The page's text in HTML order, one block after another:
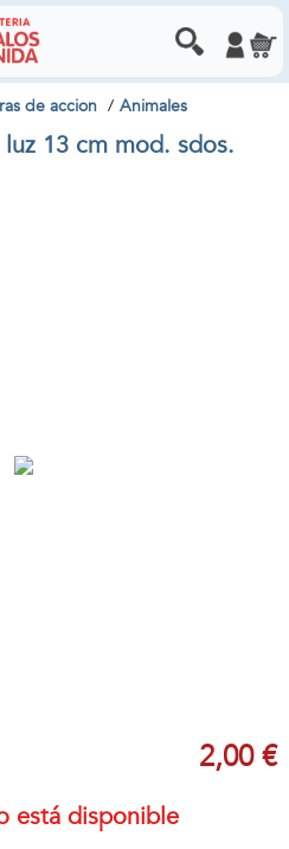
de accion Animales
13 cm mod. sdos.
2,00 €
está disponible